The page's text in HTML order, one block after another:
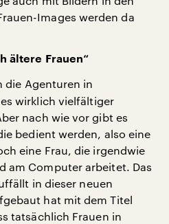
Images werden da
ältere Frauen“
die Agenturen in
wirklich vielfältiger
nach wie vor gibt es
bedient werden, also eine
eine Frau, die irgendwie
am Computer arbeitet. Das
in dieser neuen
hat mit dem Titel
tatsächlich Frauen in